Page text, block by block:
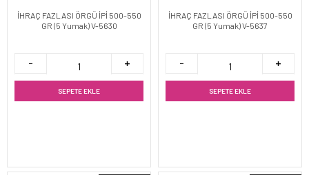
İHRAÇ FAZLASI ÖRGÜ İPİ 500-550
GR (5 Yumak) V-5630
SEPETE EKLE
İHRAÇ FAZLASI ÖRGÜ İPİ 500-550
GR (5 Yumak) V-5637
SEPETE EKLE